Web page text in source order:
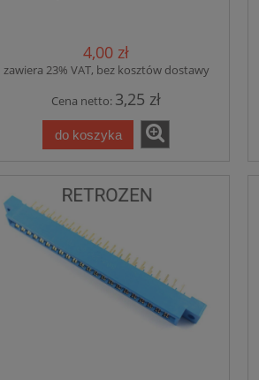
4,00 zł
zawiera 23% VAT, bez kosztów dostawy
Cena netto: 3,25 zł
do koszyka